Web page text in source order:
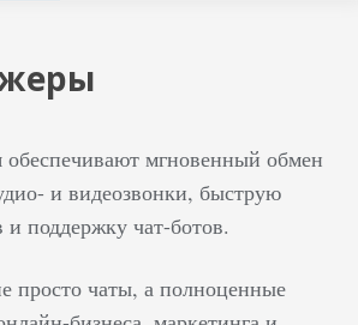
даже Tinder. Кроме
шуток, в TenChat вы
можете свайпать
людей вправо и влево,
том, что вы ищете не
мгновенный обмен
и видеозвонки, быструю
и поддержку чат-ботов.
просто чаты, а полноценные